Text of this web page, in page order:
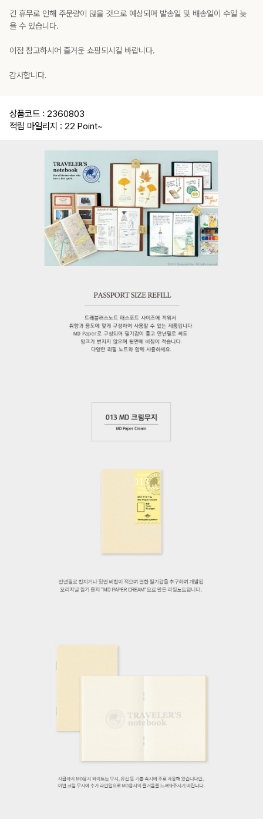
긴 휴무로 인해 주문량이 많을 것으로 예상되며 발송일 및 배송일이 수일 늦
을 수 있습니다.
이점 참고하시어 즐거운 쇼핑되시길 바랍니다.
감사합니다.
상품코드 : 2360803
적립 마일리지 : 22 Point~